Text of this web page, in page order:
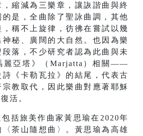
縮減為三樂章，讓詼諧曲與終
是，全曲除了聖詠曲調，其他
稱不上旋律，彷彿在嘗試以幾
秘、廣闊的大自然。也因為樂
落，不少研究者認為此曲與未
麗亞塔》（Marjatta）相關——
《卡勒瓦拉》的結尾，代表古
教取代，因此樂曲對應著耶穌
活。
括旅美作曲家黃思瑜在2020年
茶山隨想曲〉。黃思瑜為高雄